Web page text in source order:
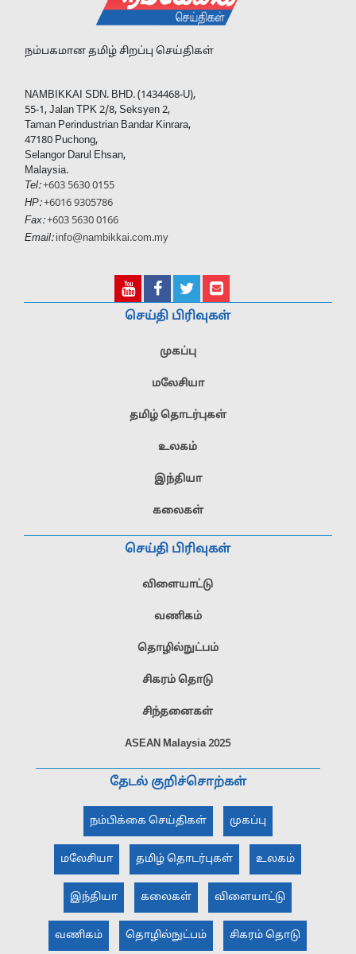
நம்பகமான தமிழ் சிறப்பு செய்திகள்
NAMBIKKAI SDN. BHD. (1434468-U),
55-1, Jalan TPK 2/8, Seksyen 2,
Taman Perindustrian Bandar Kinrara,
47180 Puchong,
Selangor Darul Ehsan,
Malaysia.
Tel:+603 5630 0155
HP:+6016 9305786
Fax: +603 5630 0166
Email: info@nambikkai.com.my
செய்தி பிரிவுகள்
முகப்பு
மலேசியா
தமிழ் தொடர்புகள்
உலகம்
இந்தியா
கலைகள்
செய்தி பிரிவுகள்
விளையாட்டு
வணிகம்
தொழில்நுட்பம்
சிகரம் தொடு
சிந்தனைகள்
ASEAN Malaysia 2025
தேடல் குறிச்சொற்கள்
நம்பிக்கை செய்திகள் முகப்பு
மலேசியா தமிழ் தொடர்புகள் உலகம்
இந்தியா கலைகள் விளையாட்டு
வணிகம் தொழில்நுட்பம் சிகரம் தொடு